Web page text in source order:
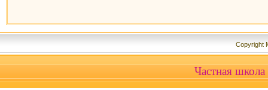
Copyright
Частная